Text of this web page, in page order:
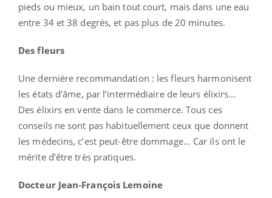
pieds ou mieux, un bain tout court, mais dans une eau
entre 34 et 38 degrés, et pas plus de 20 minutes.
Des fleurs
Une dernière recommandation : les fleurs harmonisent
les états d’âme, par l’intermédiaire de leurs élixirs…
Des élixirs en vente dans le commerce. Tous ces
conseils ne sont pas habituellement ceux que donnent
les médecins, c’est peut-être dommage… Car ils ont le
mérite d’être très pratiques.
Docteur Jean-François Lemoine